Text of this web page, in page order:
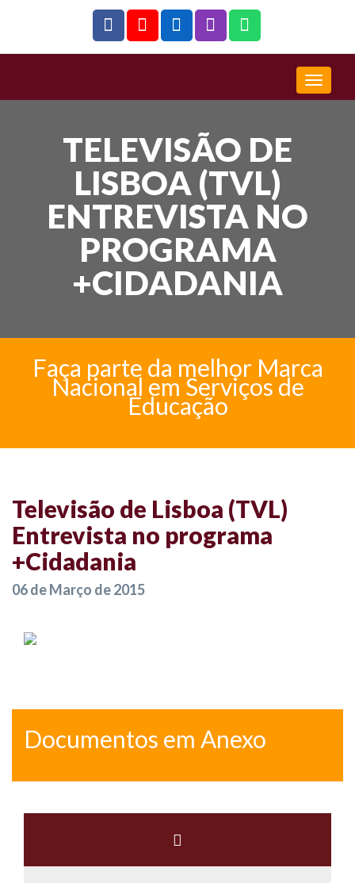
TELEVISÃO DE
LISBOA (TVL)
ENTREVISTA NO
PROGRAMA
+CIDADANIA
Faça parte da melhor Marca
Nacional em Serviços de
Educação
Televisão de Lisboa (TVL)
Entrevista no programa
+Cidadania
06 de Março de 2015
Documentos em Anexo